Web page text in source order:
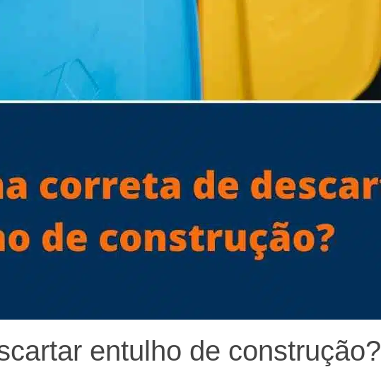
entulho de construção?